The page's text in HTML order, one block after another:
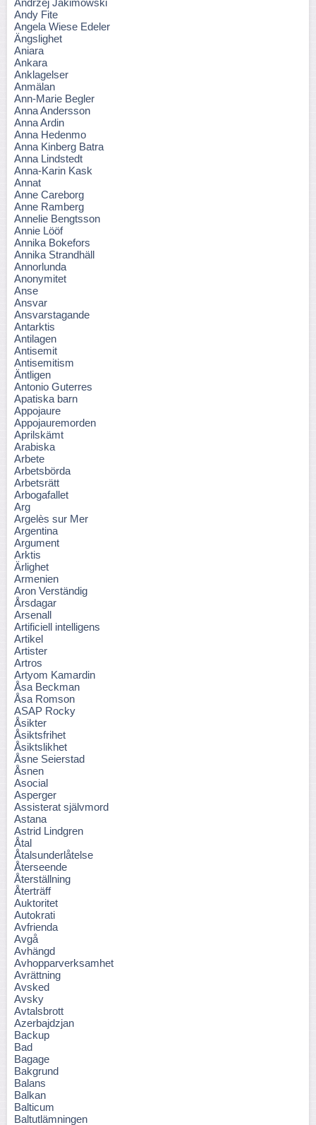
Andrzej Jakimowski
Andy Fite
Angela Wiese Edeler
Ängslighet
Aniara
Ankara
Anklagelser
Anmälan
Ann-Marie Begler
Anna Andersson
Anna Ardin
Anna Hedenmo
Anna Kinberg Batra
Anna Lindstedt
Anna-Karin Kask
Annat
Anne Careborg
Anne Ramberg
Annelie Bengtsson
Annie Lööf
Annika Bokefors
Annika Strandhäll
Annorlunda
Anonymitet
Anse
Ansvar
Ansvarstagande
Antarktis
Antilagen
Antisemit
Antisemitism
Äntligen
Antonio Guterres
Apatiska barn
Appojaure
Appojauremorden
Aprilskämt
Arabiska
Arbete
Arbetsbörda
Arbetsrätt
Arbogafallet
Arg
Argelès sur Mer
Argentina
Argument
Arktis
Ärlighet
Armenien
Aron Verständig
Årsdagar
Arsenall
Artificiell intelligens
Artikel
Artister
Artros
Artyom Kamardin
Åsa Beckman
Åsa Romson
ASAP Rocky
Åsikter
Åsiktsfrihet
Åsiktslikhet
Åsne Seierstad
Åsnen
Asocial
Asperger
Assisterat självmord
Astana
Astrid Lindgren
Åtal
Åtalsunderlåtelse
Återseende
Återställning
Återträff
Auktoritet
Autokrati
Avfrienda
Avgå
Avhängd
Avhopparverksamhet
Avrättning
Avsked
Avsky
Avtalsbrott
Azerbajdzjan
Backup
Bad
Bagage
Bakgrund
Balans
Balkan
Balticum
Baltutlämningen